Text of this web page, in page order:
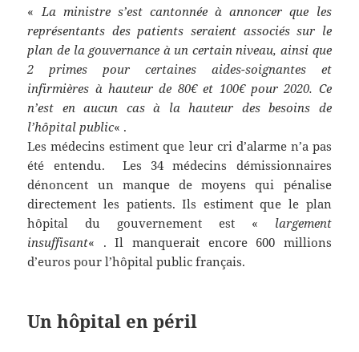
«La ministre s’est cantonnée à annoncer que les
représentants des patients seraient associés sur le
plan de la gouvernance à un certain niveau, ainsi que
2 primes pour certaines aides-soignantes et
infirmières à hauteur de 80€ et 100€ pour 2020. Ce
n’est en aucun cas à la hauteur des besoins de
l’hôpital public« .
Les médecins estiment que leur cri d’alarme n’a pas
été entendu. Les 34 médecins démissionnaires
dénoncent un manque de moyens qui pénalise
directement les patients. Ils estiment que le plan
hôpital du gouvernement est « largement
insuffisant« . Il manquerait encore 600 millions
d’euros pour l’hôpital public français.
Un hôpital en péril